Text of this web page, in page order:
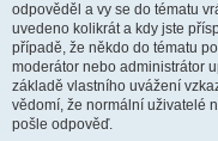
odpověděl a vy se do tématu
uvedeno kolikrát a kdy jste
případě, že někdo do tématu
moderátor nebo administrátor
základě vlastního uvážení
vědomí, že normální uživatelé
pošle odpověď.